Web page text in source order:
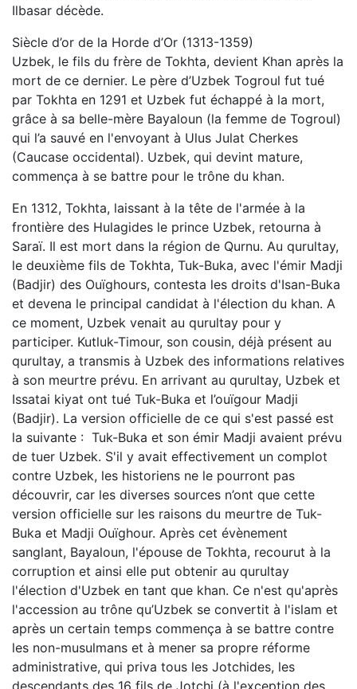
Ilbasar décède.
Siècle d’or de la Horde d’Or (1313-1359)
Uzbek, le fils du frère de Tokhta, devient Khan après la
mort de ce dernier. Le père d’Uzbek Togroul fut tué
par Tokhta en 1291 et Uzbek fut échappé à la mort,
grâce à sa belle-mère Bayaloun (la femme de Togroul)
qui l’a sauvé en l'envoyant à Ulus Julat Cherkes
(Caucase occidental). Uzbek, qui devint mature,
commença à se battre pour le trône du khan.
En 1312, Tokhta, laissant à la tête de l'armée à la
frontière des Hulagides le prince Uzbek, retourna à
Saraï. Il est mort dans la région de Qurnu. Au qurultay,
le deuxième fils de Tokhta, Tuk-Buka, avec l'émir Madji
(Badjir) des Ouïghours, contesta les droits d'Isan-Buka
et devena le principal candidat à l'élection du khan. A
ce moment, Uzbek venait au qurultay pour y
participer. Kutluk-Timour, son cousin, déjà présent au
qurultay, a transmis à Uzbek des informations relatives
à son meurtre prévu. En arrivant au qurultay, Uzbek et
Issatai kiyat ont tué Tuk-Buka et l’ouïgour Madji
(Badjir). La version officielle de ce qui s'est passé est
la suivante : Tuk-Buka et son émir Madji avaient prévu
de tuer Uzbek. S'il y avait effectivement un complot
contre Uzbek, les historiens ne le pourront pas
découvrir, car les diverses sources n’ont que cette
version officielle sur les raisons du meurtre de Tuk-
Buka et Madji Ouïghour. Après cet évènement
sanglant, Bayaloun, l'épouse de Tokhta, recourut à la
corruption et ainsi elle put obtenir au qurultay
l'élection d'Uzbek en tant que khan. Ce n'est qu'après
l'accession au trône qu’Uzbek se convertit à l'islam et
après un certain temps commença à se battre contre
les non-musulmans et à mener sa propre réforme
administrative, qui priva tous les Jotchides, les
descendants des 16 fils de Jotchi (à l'exception des